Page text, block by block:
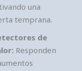
una
temprana.
de
Responden